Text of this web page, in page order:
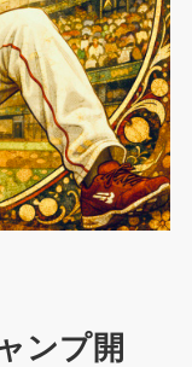
ンプ開